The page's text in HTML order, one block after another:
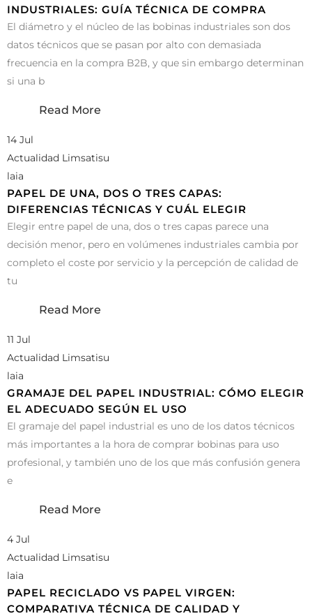
INDUSTRIALES: GUÍA TÉCNICA DE COMPRA
El diámetro y el núcleo de las bobinas industriales son dos
datos técnicos que se pasan por alto con demasiada
frecuencia en la compra B2B, y que sin embargo determinan
si una b
Read More
14 Jul
Actualidad Limsatisu
laia
PAPEL DE UNA, DOS O TRES CAPAS:
DIFERENCIAS TÉCNICAS Y CUÁL ELEGIR
Elegir entre papel de una, dos o tres capas parece una
decisión menor, pero en volúmenes industriales cambia por
completo el coste por servicio y la percepción de calidad de
tu
Read More
11 Jul
Actualidad Limsatisu
laia
GRAMAJE DEL PAPEL INDUSTRIAL: CÓMO ELEGIR
EL ADECUADO SEGÚN EL USO
El gramaje del papel industrial es uno de los datos técnicos
más importantes a la hora de comprar bobinas para uso
profesional, y también uno de los que más confusión genera
e
Read More
4 Jul
Actualidad Limsatisu
laia
PAPEL RECICLADO VS PAPEL VIRGEN:
COMPARATIVA TÉCNICA DE CALIDAD Y